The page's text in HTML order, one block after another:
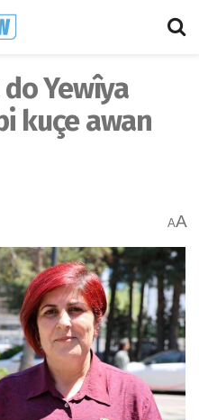
Yewîya
kuçe awan
AA